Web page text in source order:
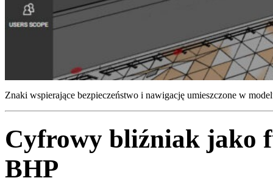
Znaki wspierające bezpieczeństwo i nawigację umieszczone w
Cyfrowy bliźniak jako
BHP